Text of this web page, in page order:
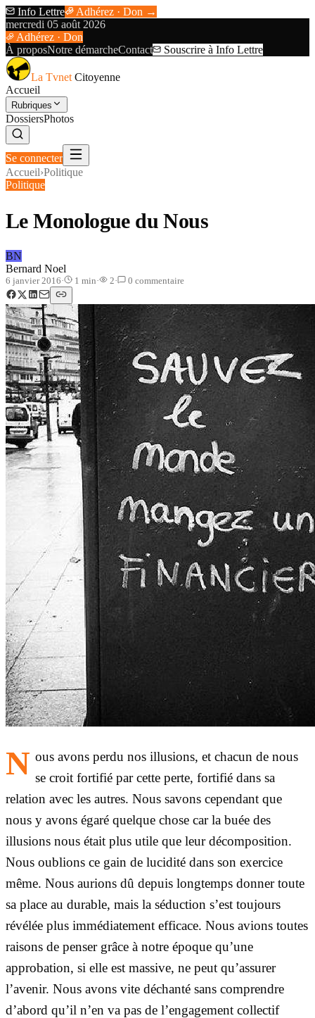
Info Lettre
Adhérez · Don →
mercredi 05 août 2026
Adhérez · Don
À proposNotre démarcheContact Souscrire à Info Lettre
La Tvnet Citoyenne
Accueil
Rubriques
DossiersPhotos
Se connecter
Accueil›Politique
Politique
Le Monologue du Nous
BN
Bernard Noel
6 janvier 2016· 1 min· 2· 0 commentaire
N ous avons perdu nos illusions, et chacun de nous
se croit fortifié par cette perte, fortifié dans sa
relation avec les autres. Nous savons cependant que
nous y avons égaré quelque chose car la buée des
illusions nous était plus utile que leur décomposition.
Nous oublions ce gain de lucidité dans son exercice
même. Nous aurions dû depuis longtemps donner toute
sa place au durable, mais la séduction s’est toujours
révélée plus immédiatement efficace. Nous avions toutes
raisons de penser grâce à notre époque qu’une
approbation, si elle est massive, ne peut qu’assurer
l’avenir. Nous avons vite déchanté sans comprendre
d’abord qu’il n’en va pas de l’engagement collectif